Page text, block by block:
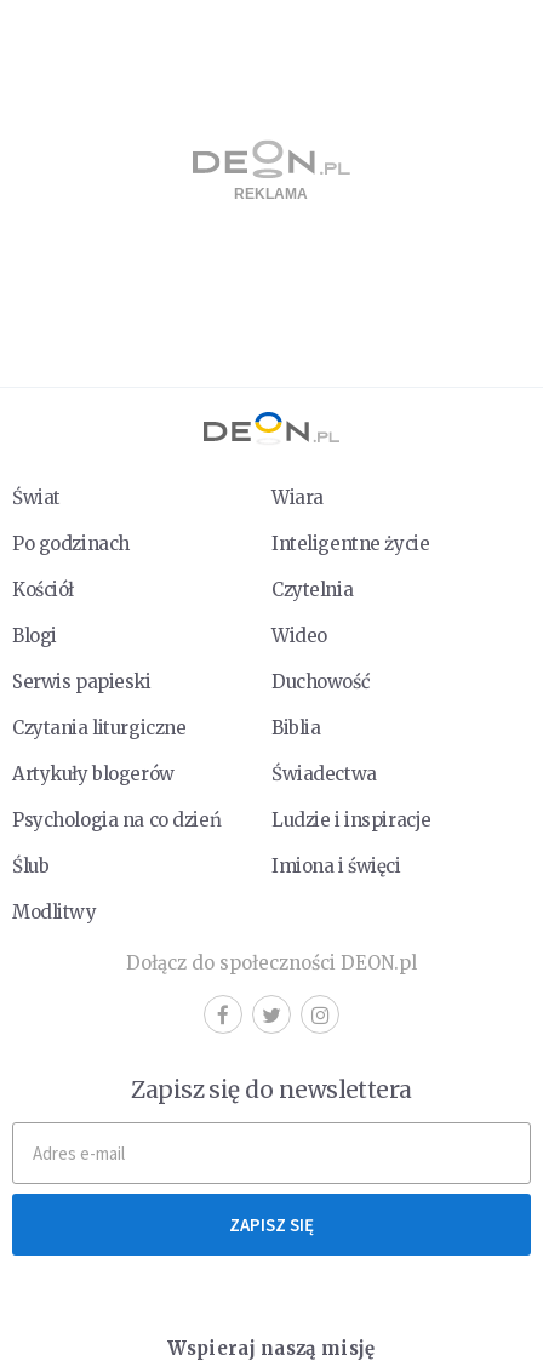
Świat
Wiara
Po godzinach
Inteligentne życie
Kościół
Czytelnia
Blogi
Wideo
Serwis papieski
Duchowość
Czytania liturgiczne
Biblia
Artykuły blogerów
Świadectwa
Psychologia na co dzień
Ludzie i inspiracje
Ślub
Imiona i święci
Modlitwy
Dołącz do społeczności DEON.pl
Zapisz się do newslettera
ZAPISZ SIĘ
Wspieraj naszą misję